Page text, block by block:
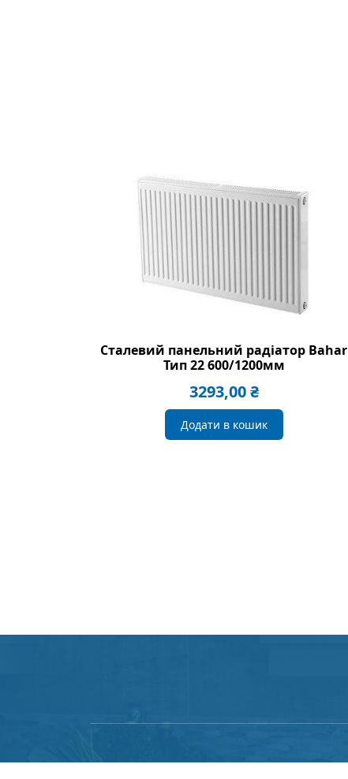
Сталевий панельний радіатор Bahar
Тип 22 600/1200мм
3293,00₴
Додати в кошик